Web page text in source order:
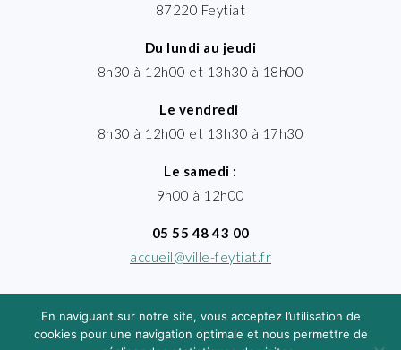
87220 Feytiat
Du lundi au jeudi
8h30 à 12h00 et 13h30 à 18h00
Le vendredi
8h30 à 12h00 et 13h30 à 17h30
Le samedi :
9h00 à 12h00
05 55 48 43 00
accueil@ville-feytiat.fr
En naviguant sur notre site, vous acceptez l’utilisation de
cookies pour une navigation optimale et nous permettre de